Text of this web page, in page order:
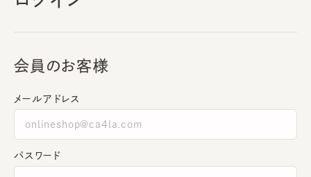
会員のお客様
メールアドレス
パスワード